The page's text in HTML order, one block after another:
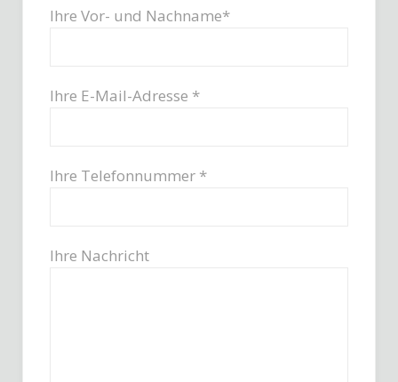
Ihre Vor- und Nachname*
Ihre E-Mail-Adresse *
Ihre Telefonnummer *
Ihre Nachricht